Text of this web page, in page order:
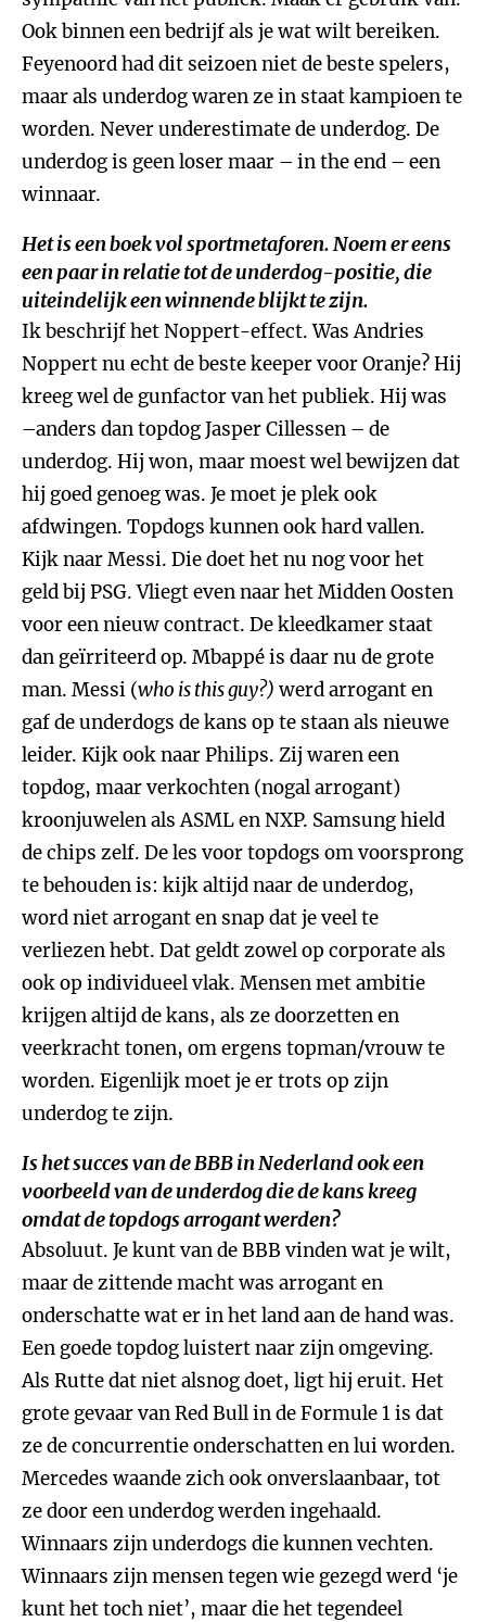
Ook binnen een bedrijf als je wat wilt bereiken.
Feyenoord had dit seizoen niet de beste spelers,
maar als underdog waren ze in staat kampioen te
worden. Never underestimate de underdog. De
underdog is geen loser maar – in the end – een
winnaar.
Het is een boek vol sportmetaforen. Noem er eens
een paar in relatie tot de underdog-positie, die
uiteindelijk een winnende blijkt te zijn.
Ik beschrijf het Noppert-effect. Was Andries
Noppert nu echt de beste keeper voor Oranje? Hij
kreeg wel de gunfactor van het publiek. Hij was
–anders dan topdog Jasper Cillessen – de
underdog. Hij won, maar moest wel bewijzen dat
hij goed genoeg was. Je moet je plek ook
afdwingen. Topdogs kunnen ook hard vallen.
Kijk naar Messi. Die doet het nu nog voor het
geld bij PSG. Vliegt even naar het Midden Oosten
voor een nieuw contract. De kleedkamer staat
dan geïrriteerd op. Mbappé is daar nu de grote
man. Messi (who is this guy?) werd arrogant en
gaf de underdogs de kans op te staan als nieuwe
leider. Kijk ook naar Philips. Zij waren een
topdog, maar verkochten (nogal arrogant)
kroonjuwelen als ASML en NXP. Samsung hield
de chips zelf. De les voor topdogs om voorsprong
te behouden is: kijk altijd naar de underdog,
word niet arrogant en snap dat je veel te
verliezen hebt. Dat geldt zowel op corporate als
ook op individueel vlak. Mensen met ambitie
krijgen altijd de kans, als ze doorzetten en
veerkracht tonen, om ergens topman/vrouw te
worden. Eigenlijk moet je er trots op zijn
underdog te zijn.
Is het succes van de BBB in Nederland ook een
voorbeeld van de underdog die de kans kreeg
omdat de topdogs arrogant werden?
Absoluut. Je kunt van de BBB vinden wat je wilt,
maar de zittende macht was arrogant en
onderschatte wat er in het land aan de hand was.
Een goede topdog luistert naar zijn omgeving.
Als Rutte dat niet alsnog doet, ligt hij eruit. Het
grote gevaar van Red Bull in de Formule 1 is dat
ze de concurrentie onderschatten en lui worden.
Mercedes waande zich ook onverslaanbaar, tot
ze door een underdog werden ingehaald.
Winnaars zijn underdogs die kunnen vechten.
Winnaars zijn mensen tegen wie gezegd werd ‘je
kunt het toch niet’, maar die het tegendeel